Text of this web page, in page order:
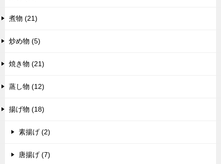
煮物 (21)
炒め物 (5)
焼き物 (21)
蒸し物 (12)
揚げ物 (18)
素揚げ (2)
唐揚げ (7)